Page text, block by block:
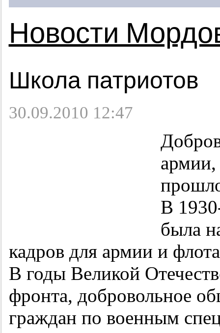
Новости
Школа патриотов
30.09.2010 12:47
армии,
В
была
кадров для армии и
В годы Великой
фронта, добровольное
граждан по военным